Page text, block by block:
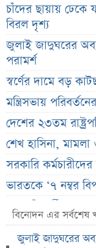
চাঁদের ছায়ায় ঢেকে
বিরল দৃশ্য
জুলাই জাদুঘরের
পরামর্শ
স্বর্ণের দামে বড়
মন্ত্রিসভায়
দেশের ২৩তম
শেখ হাসিনা,
সরকারি
ভারতকে ‘৭ নম্বর
সরকারি কর্মীদের
এস আলমের
দাঁড়াল ৩৫
বিনোদন এর সর্বশেষ
জুলাই জাদুঘরের